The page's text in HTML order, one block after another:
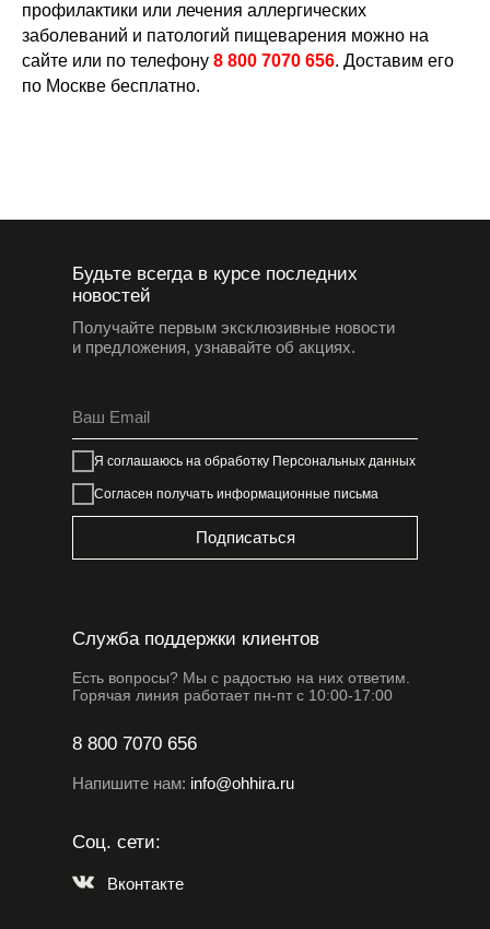
профилактики или лечения аллергических
заболеваний и патологий пищеварения можно на
сайте или по телефону 8 800 7070 656. Доставим его
по Москве бесплатно.
Будьте всегда в курсе последних
новостей
Получайте первым эксклюзивные новости
и предложения, узнавайте об акциях.
Служба поддержки клиентов
Соц. сети:
Вконтакте
8 800 7070 656
Напишите нам: info@ohhira.ru
Есть вопросы? Мы с радостью на них ответим.
Горячая линия работает пн-пт с 10:00-17:00
Я соглашаюсь на обработку Персональных данных
Согласен получать информационные письма
Подписаться